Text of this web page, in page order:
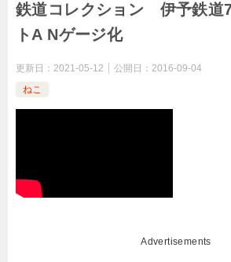
鉄道コレクション 伊予鉄道
トA Nゲージ化
更新日： 2021-05-12 公開日： 2016-09-04
ねこ
Advertisements